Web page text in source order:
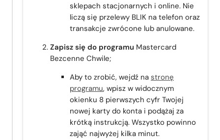
sklepach stacjonarnych i online. Nie
liczą się przelewy BLIK na telefon oraz
transakcje zwrócone lub anulowane.
Zapisz się do programu Mastercard
Bezcenne Chwile;
Aby to zrobić, wejdź na stronę
programu, wpisz w widocznym
okienku 8 pierwszych cyfr Twojej
nowej karty do konta i podążaj za
krótką instrukcją. Wszystko powinno
zająć najwyżej kilka minut.